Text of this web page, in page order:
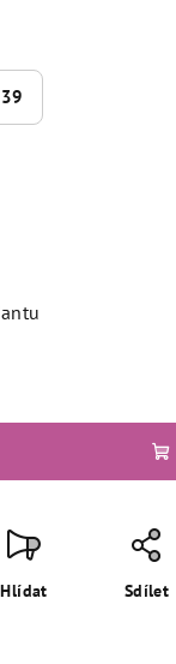
39
Hlídat Sdílet